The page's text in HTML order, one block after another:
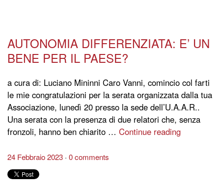
AUTONOMIA DIFFERENZIATA: E’ UN
BENE PER IL PAESE?
a cura di: Luciano Mininni Caro Vanni, comincio col farti
le mie congratulazioni per la serata organizzata dalla tua
Associazione, lunedì 20 presso la sede dell’U.A.A.R..
Una serata con la presenza di due relatori che, senza
fronzoli, hanno ben chiarito … Continue reading
24 Febbraio 2023 0 comments